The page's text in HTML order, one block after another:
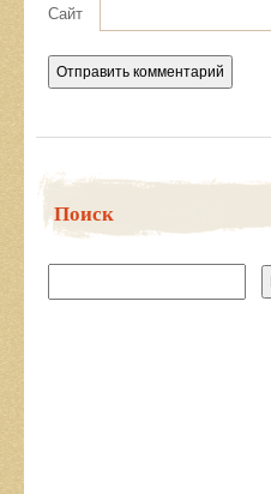
Сайт
Поиск
Найти: